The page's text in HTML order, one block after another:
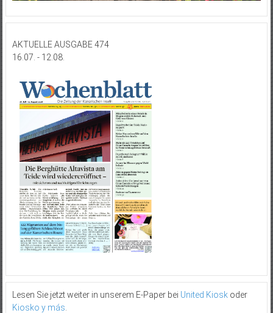
AKTUELLE AUSGABE 474
16.07. - 12.08.
Lesen Sie jetzt weiter in unserem E-Paper bei United Kioskoder
Kiosko y más.